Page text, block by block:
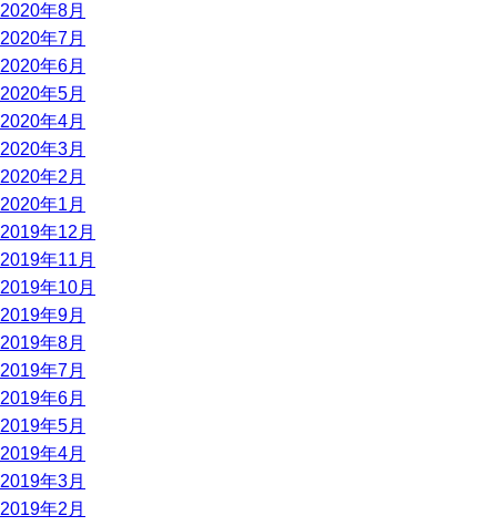
2020年8月
2020年7月
2020年6月
2020年5月
2020年4月
2020年3月
2020年2月
2020年1月
2019年12月
2019年11月
2019年10月
2019年9月
2019年8月
2019年7月
2019年6月
2019年5月
2019年4月
2019年3月
2019年2月